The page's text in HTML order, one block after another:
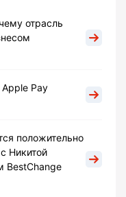
отрасль
Pay
положительно
Никитой
BestChange